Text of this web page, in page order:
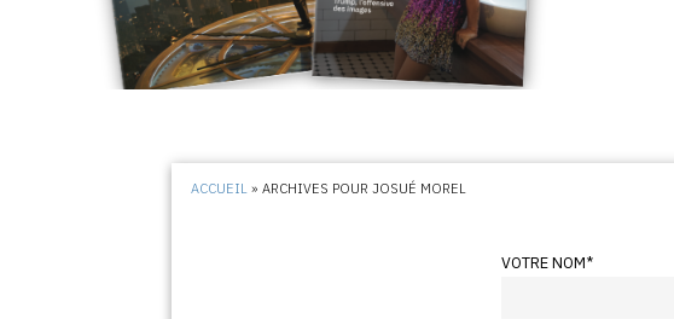
ACCUEIL »ARCHIVES POUR JOSUÉ MOREL
VOTRE NOM*